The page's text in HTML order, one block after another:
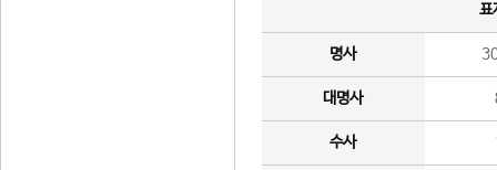
표
명사
대명사
수사